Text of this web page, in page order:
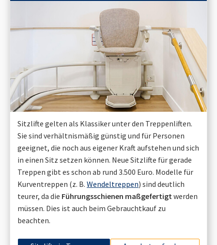
Sitzlifte gelten als Klassiker unter den Treppenliften.
Sie sind verhältnismäßig günstig und für Personen
geeignet, die noch aus eigener Kraft aufstehen und sich
in einen Sitz setzen können. Neue Sitzlifte für gerade
Treppen gibt es schon ab rund 3.500 Euro. Modelle für
Kurventreppen (z. B. Wendeltreppen) sind deutlich
teurer, da die Führungsschienen maßgefertigt werden
müssen. Dies ist auch beim Gebrauchtkauf zu
beachten.